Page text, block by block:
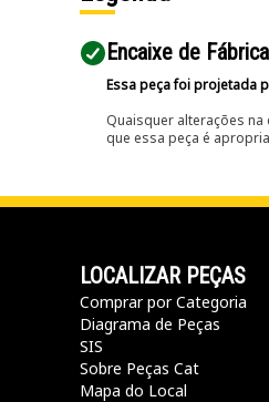
Encaixe de Fábrica
Essa peça foi projetada
Quaisquer alterações
que essa peça é
LOCALIZAR PEÇAS
Comprar por Categoria
Diagrama de Peças
SIS
Sobre Peças Cat
Mapa do Local